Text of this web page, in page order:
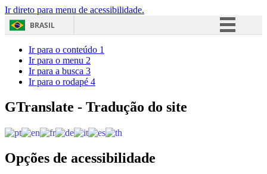
Ir direto para menu de acessibilidade.
BRASIL
Acesso à informação
Ir para o conteúdo 1
Ir para o menu 2
Ir para a busca 3
Ir para o rodapé 4
GTranslate - Tradução do site
Opções de acessibilidade